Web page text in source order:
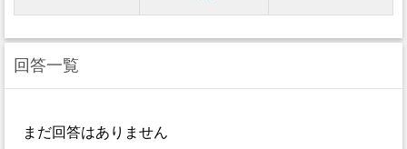
回答一覧
まだ回答はありません